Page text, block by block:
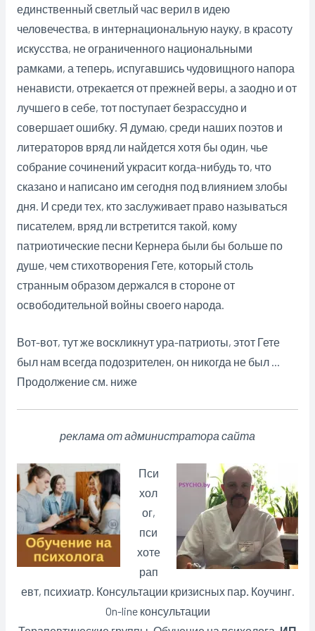
единственный светлый час верил в идею
человечества, в интернациональную науку, в красоту
искусства, не ограниченного национальными
рамками, а теперь, испугавшись чудовищного напора
ненависти, отрекается от прежней веры, а заодно и от
лучшего в себе, тот поступает безрассудно и
совершает ошибку. Я думаю, среди наших поэтов и
литераторов вряд ли найдется хотя бы один, чье
собрание сочинений украсит когда-нибудь то, что
сказано и написано им сегодня под влиянием злобы
дня. И среди тех, кто заслуживает право называться
писателем, вряд ли встретится такой, кому
патриотические песни Кернера были бы больше по
душе, чем стихотворения Гете, который столь
странным образом держался в стороне от
освободительной войны своего народа.
Вот-вот, тут же воскликнут ура-патриоты, этот Гете
был нам всегда подозрителен, он никогда не был …
Продолжение см. ниже
реклама от администратора сайта
Пси
хол
ог,
пси
хоте
рап
евт, психиатр. Консультации кризисных пар. Коучинг.
On-line консультации